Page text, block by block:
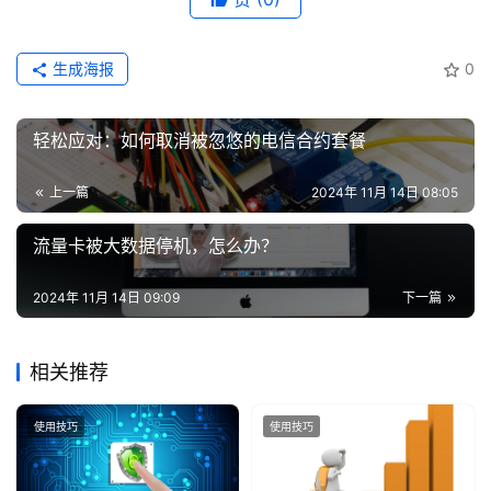
0
生成海报
轻松应对：如何取消被忽悠的电信合约套餐
上一篇 2024年 11月 14日 08:05
流量卡被大数据停机，怎么办？
下一篇
2024年 11月 14日 09:09
相关推荐
使用技巧 使用技巧